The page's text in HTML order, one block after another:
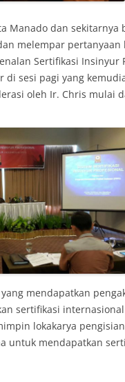
Manado dan sekitarnya
melempar
Sertifikasi Insinyur
di sesi pagi yang
oleh Ir. Chris mulai
mendapatkan
sertifikasi
lokakarya
untuk mendapatkan